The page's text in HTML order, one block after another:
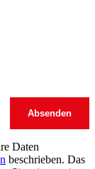
Daten
beschrieben. Das